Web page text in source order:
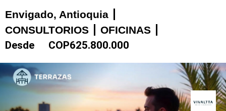
Envigado, Antioquia
CONSULTORIOS
OFICINAS
Desde COP625.800.000